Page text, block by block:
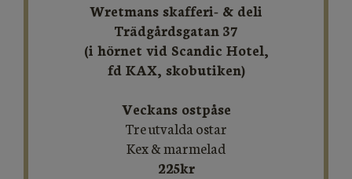
Wretmans skafferi- & deli
Trädgårdsgatan 37
(i hörnet vid Scandic Hotel,
​​​​​​​fd KAX, skobutiken)
Veckans ostpåse
Tre utvalda ostar
Kex & marmelad
225kr